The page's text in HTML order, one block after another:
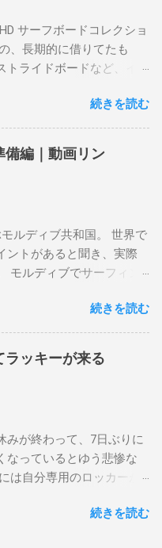
サーフボードコレクショ
、長期的に借りてたも
ライドボードなど、イ
ージです。 記録と残して
ドたちはもうすでに人に
のがほとんどだけど。 色
乗って、サーフィンの世
ロングライドしてきたポ
レインボーベイ、グリ
ービーチ、キラ、レノ
ト バーレー、キラ、レイ
ービーチ 絶対に入りたい
チ、グレートオーシャ
1
Glassing Team 4×4
Dacy 6'0 Nick Maz 5'5"×
375mm 295mm Firewire
5' 3"×18'5/8"×2'1/4" Round
続きを読む
備編｜動画リン
ルディブ共和国。 世界で
ントがあると聞き、実際
モルディブでサーフィン
在して目の前のブレイク
。もうひとつが、複数の
ートトリップ」です。 今
ップで、時間と空間の贅
ル「よういちチャンネル
内外のサーフトリップ専
トラベル」さんとのコラ
方法やスケジュールをま
続きを読む
ラッキーが来る
みが終わって、7日ぶりに
なっているとゆう悲惨な
は自分専用のロッカーが
事中に履いているシェフ
続きを読む